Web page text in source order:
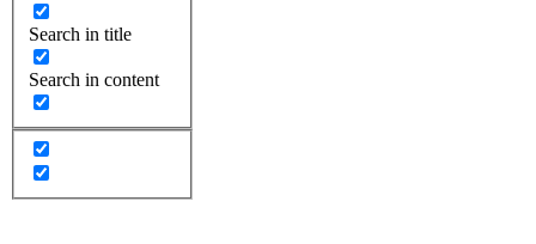
Search in title
Search in content